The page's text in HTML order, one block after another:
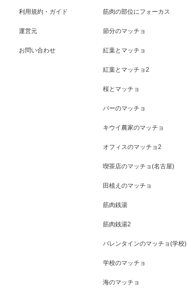
利用規約・ガイド
運営元
お問い合わせ
筋肉の部位にフォーカス
節分のマッチョ
紅葉とマッチョ
紅葉とマッチョ2
桜とマッチョ
バーのマッチョ
キウイ農家のマッチョ
オフィスのマッチョ2
喫茶店のマッチョ(名古屋)
田植えのマッチョ
筋肉銭湯
筋肉銭湯2
バレンタインのマッチョ(学校)
学校のマッチョ
海のマッチョ